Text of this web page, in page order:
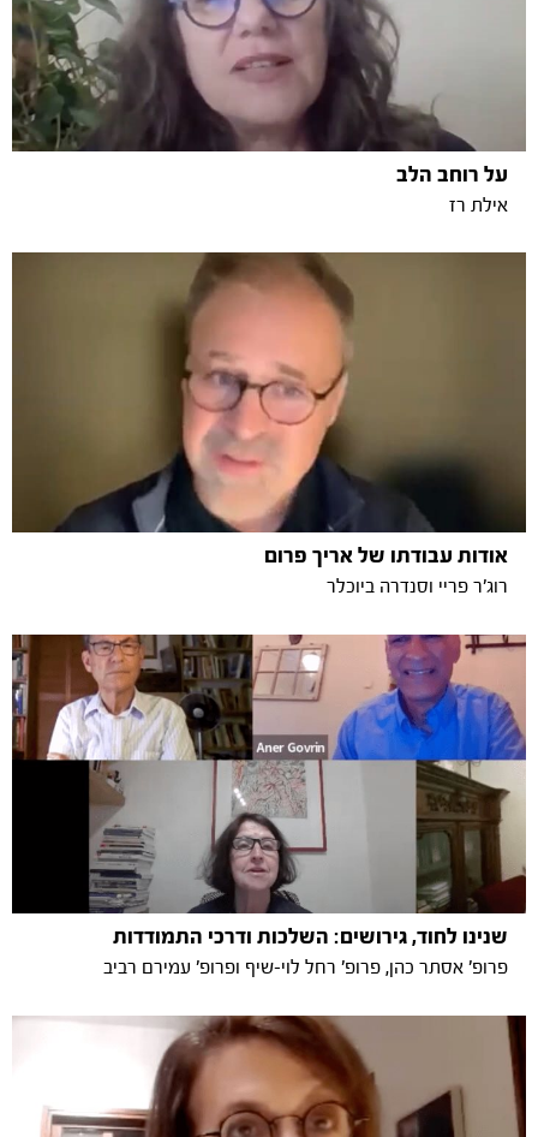
על רוחב הלב
אילת רז
אודות עבודתו של אריך פרום
רוג'ר פריי וסנדרה ביוכלר
שנינו לחוד, גירושים: השלכות ודרכי התמודדות
פרופ' אסתר כהן, פרופ' רחל לוי-שיף ופרופ' עמירם רביב